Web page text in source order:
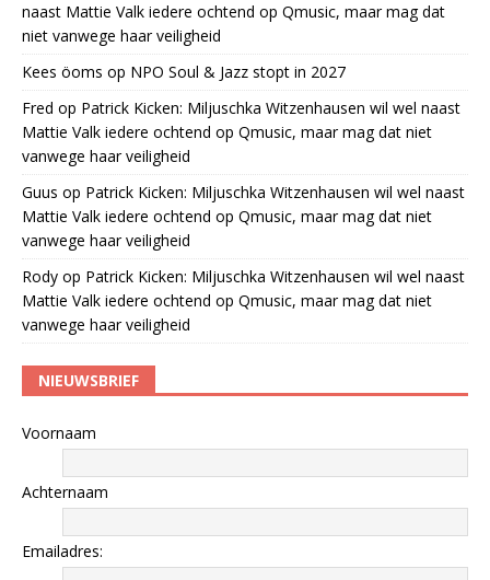
naast Mattie Valk iedere ochtend op Qmusic, maar mag dat
niet vanwege haar veiligheid
Kees öoms op NPO Soul & Jazz stopt in 2027
Fred op Patrick Kicken: Miljuschka Witzenhausen wil wel naast
Mattie Valk iedere ochtend op Qmusic, maar mag dat niet
vanwege haar veiligheid
Guus op Patrick Kicken: Miljuschka Witzenhausen wil wel naast
Mattie Valk iedere ochtend op Qmusic, maar mag dat niet
vanwege haar veiligheid
Rody op Patrick Kicken: Miljuschka Witzenhausen wil wel naast
Mattie Valk iedere ochtend op Qmusic, maar mag dat niet
vanwege haar veiligheid
NIEUWSBRIEF
Voornaam
Achternaam
Emailadres: